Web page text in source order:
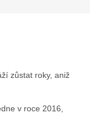
zůstat roky, aniž
v roce 2016,